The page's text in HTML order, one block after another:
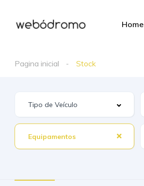
Home
Pagina inicial Stock
Equipamentos